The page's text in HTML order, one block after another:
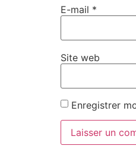
E-mail *
Site web
Enregistrer